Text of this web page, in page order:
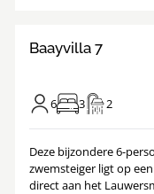
Baayvilla 7
6 3 2
Deze bijzondere 6-
zwemsteiger ligt op
direct aan het